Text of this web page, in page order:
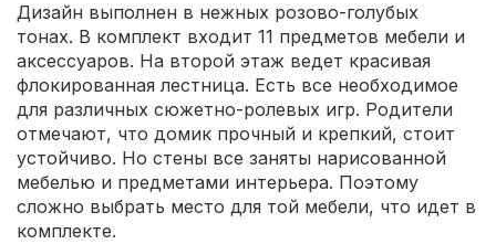
Дизайн выполнен в нежных розово-голубых
тонах. В комплект входит 11 предметов мебели и
аксессуаров. На второй этаж ведет красивая
флокированная лестница. Есть все необходимое
для различных сюжетно-ролевых игр. Родители
отмечают, что домик прочный и крепкий, стоит
устойчиво. Но стены все заняты нарисованной
мебелью и предметами интерьера. Поэтому
сложно выбрать место для той мебели, что идет в
комплекте.